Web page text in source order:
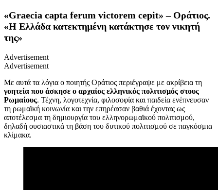
«Graecia capta ferum victorem cepit» – Οράτιος.
«Η Ελλάδα κατεκτημένη κατάκτησε τον νικητή
της»
Advertisement
Advertisement
Με αυτά τα λόγια ο ποιητής Οράτιος περιέγραψε με ακρίβεια τη
γοητεία που άσκησε ο αρχαίος ελληνικός πολιτισμός στους
Ρωμαίους. Τέχνη, λογοτεχνία, φιλοσοφία και παιδεία ενέπνευσαν
τη ρωμαϊκή κοινωνία και την επηρέασαν βαθιά έχοντας ως
αποτέλεσμα τη δημιουργία του ελληνορωμαϊκού πολιτισμού,
δηλαδή ουσιαστικά τη βάση του δυτικού πολιτισμού σε παγκόσμια
κλίμακα.